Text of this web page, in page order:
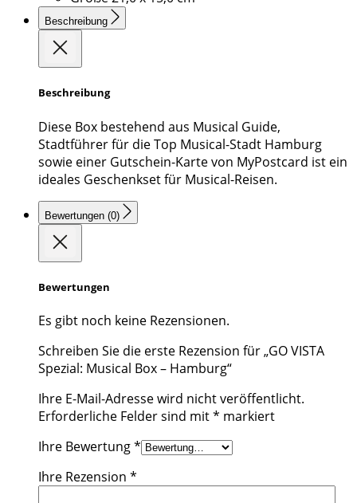
Beschreibung
Beschreibung
Diese Box bestehend aus Musical Guide,
Stadtführer für die Top Musical-Stadt Hamburg
sowie einer Gutschein-Karte von MyPostcard ist ein
ideales Geschenkset für Musical-Reisen.
Bewertungen (0)
Bewertungen
Es gibt noch keine Rezensionen.
Schreiben Sie die erste Rezension für „GO VISTA
Spezial: Musical Box – Hamburg“
Ihre E-Mail-Adresse wird nicht veröffentlicht.
Erforderliche Felder sind mit* markiert
Ihre Bewertung*
Ihre Rezension *